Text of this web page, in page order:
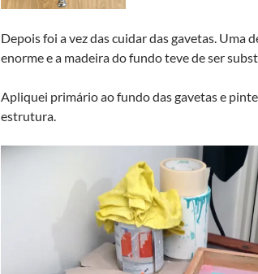
Depois foi a vez das cuidar das gavetas. Uma
enorme e a madeira do fundo teve de ser
Apliquei primário ao fundo das gavetas e
estrutura.